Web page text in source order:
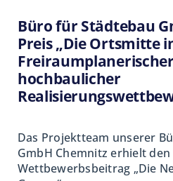
Praktiken. Die
Bahnhof und die
des Stadtkörpers
Transformation der
einem zentralen und
Nutzungsmischung aus
Stadtbibliothek,
Büro für Städtebau
Preis „Die Ortsmitte
hochbaulicher
Das Projektteam unserer
GmbH Chemnitz erhielt
Wettbewerbsbeitrag „Die